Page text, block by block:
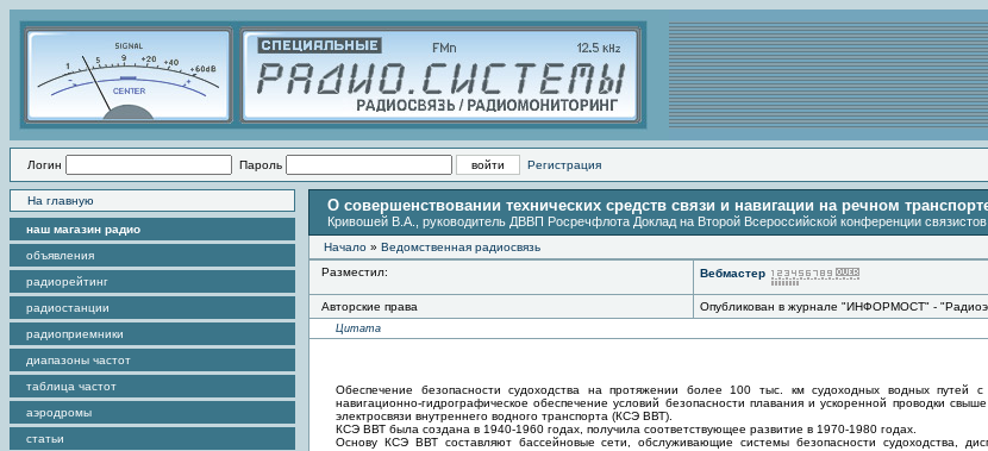
Логин Пароль Регистрация
На главную
наш магазин радио
объявления
радиорейтинг
радиостанции
радиоприемники
диапазоны частот
таблица частот
аэродромы
статьи
О совершенствовании технических средств связи и навигации на речном
Кривошей В.А., руководитель ДВВП Росречфлота Доклад на Второй Всероссийской конференции связистов
Начало » Ведомственная радиосвязь
Разместил:
Вебмастер
Авторские права Опубликован в журнале "ИНФОРМОСТ" -
Цитата
Обеспечение безопасности судоходства на протяжении более 100 тыс. км судоходных водных путей
навигационно-гидрографическое обеспечение условий безопасности плавания и ускоренной проводки
электросвязи внутреннего водного транспорта (КСЭ ВВТ).
КСЭ ВВТ была создана в 1940-1960 годах, получила соответствующее развитие в 1970-1980 годах.
Основу КСЭ ВВТ составляют бассейновые сети, обслуживающие системы безопасности судоходства,